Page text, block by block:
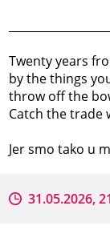
Twenty years
by the things
throw off the
Catch the trade
Jer smo tako u
31.05.2026,